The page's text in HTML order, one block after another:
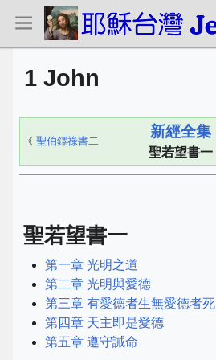
1 John
《 聖伯鐸祿書二
新經全集
聖若望書一
聖若望書一
第一章 光明之道
第二章 光明與愛德
第三章 有愛德者生無愛德者死
第四章 天主即是愛德
第五章 遵守誡命